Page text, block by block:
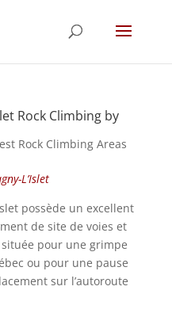
Rock Climbing by
Rock Climbing Areas
L’Islet
possède un excellent
de site de voies et
pour une grimpe
ou pour une pause
sur l’autoroute